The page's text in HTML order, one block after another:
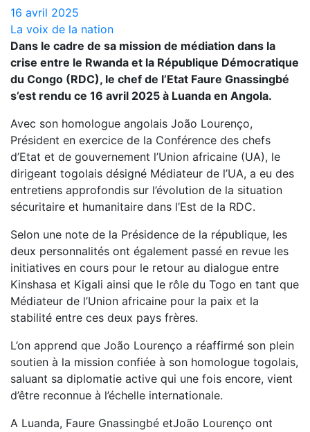
16 avril 2025
La voix de la nation
Dans le cadre de sa mission de médiation dans la
crise entre le Rwanda et la République Démocratique
du Congo (RDC), le chef de l’Etat Faure Gnassingbé
s’est rendu ce 16 avril 2025 à Luanda en Angola.
Avec son homologue angolais João Lourenço,
Président en exercice de la Conférence des chefs
d’Etat et de gouvernement l’Union africaine (UA), le
dirigeant togolais désigné Médiateur de l’UA, a eu des
entretiens approfondis sur l’évolution de la situation
sécuritaire et humanitaire dans l’Est de la RDC.
Selon une note de la Présidence de la république, les
deux personnalités ont également passé en revue les
initiatives en cours pour le retour au dialogue entre
Kinshasa et Kigali ainsi que le rôle du Togo en tant que
Médiateur de l’Union africaine pour la paix et la
stabilité entre ces deux pays frères.
L’on apprend que João Lourenço a réaffirmé son plein
soutien à la mission confiée à son homologue togolais,
saluant sa diplomatie active qui une fois encore, vient
d’être reconnue à l’échelle internationale.
A Luanda, Faure Gnassingbé etJoão Lourenço ont